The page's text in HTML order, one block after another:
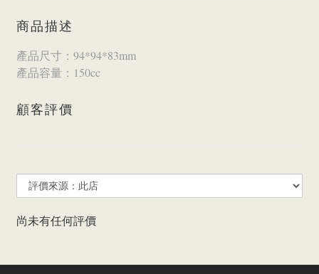
商品描述
產品尺寸：94*94*83mm
產品容量：150cc
顧客評價
尚未有任何評價